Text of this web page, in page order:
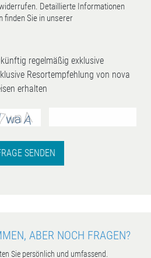
Detaillierte Informationen
finden Sie in unserer
regelmäßig exklusive
Resortempfehlung von nova
erhalten
SENDEN
ABER NOCH FRAGEN?
Sie persönlich und umfassend.